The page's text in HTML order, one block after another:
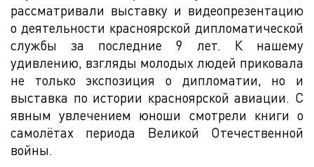
рассматривали выставку и видеопрезентацию
о деятельности красноярской дипломатической
службы за последние 9 лет. К нашему
удивлению, взгляды молодых людей приковала
не только экспозиция о дипломатии, но и
выставка по истории красноярской авиации. С
явным увлечением юноши смотрели книги о
самолётах периода Великой Отечественной
войны.